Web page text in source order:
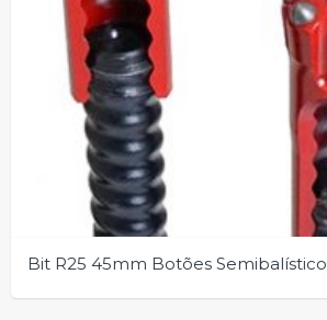
Bit R25 45mm Botões Semibalístico